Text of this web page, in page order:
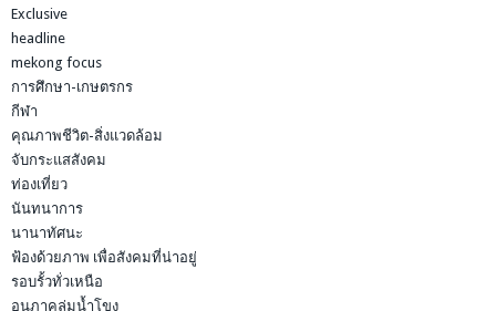
Exclusive
headline
mekong focus
การศึกษา-เกษตรกร
กีฬา
คุณภาพชีวิต-สิ่งแวดล้อม
จับกระแสสังคม
ท่องเที่ยว
นันทนาการ
นานาทัศนะ
ฟ้องด้วยภาพ เพื่อสังคมที่น่าอยู่
รอบรั้วทั่วเหนือ
อนุภาคลุ่มน้ำโขง